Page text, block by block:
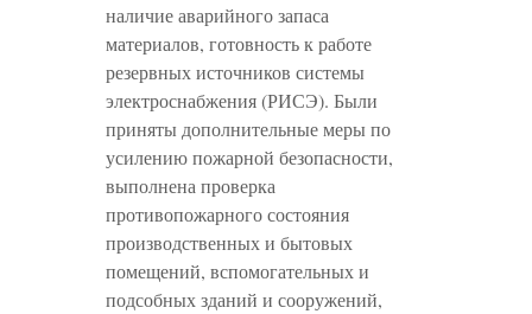
наличие аварийного запаса
материалов, готовность к работе
резервных источников системы
электроснабжения (РИСЭ). Были
приняты дополнительные меры по
усилению пожарной безопасности,
выполнена проверка
противопожарного состояния
производственных и бытовых
помещений, вспомогательных и
подсобных зданий и сооружений,